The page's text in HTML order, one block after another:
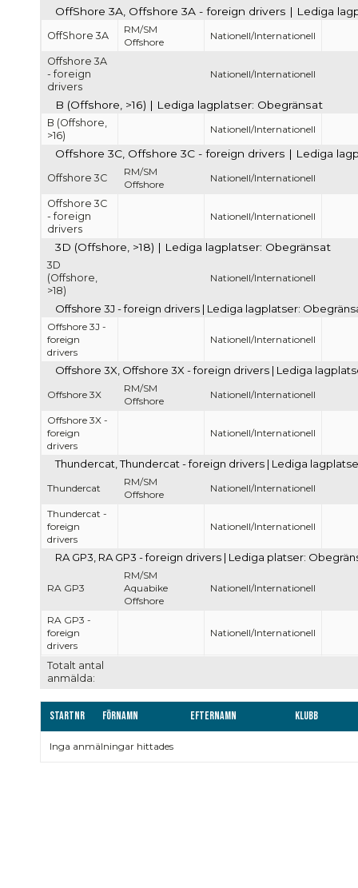
Totalt antal
anmälda:
OffShore 3A, Offshore 3A - foreign drivers | Lediga
OffShore 3A
RM/SM
Offshore
Nationell/Internationell
Offshore 3A
- foreign
drivers
Nationell/Internationell
B (Offshore, >16) | Lediga lagplatser: Obegränsat
B (Offshore,
>16)
Nationell/Internationell
Offshore 3C, Offshore 3C - foreign drivers | Lediga
Offshore 3C
RM/SM
Offshore
Nationell/Internationell
Offshore 3C
- foreign
drivers
Nationell/Internationell
3D (Offshore, >18) | Lediga lagplatser: Obegränsat
3D
(Offshore,
>18)
Nationell/Internationell
Offshore 3J - foreign drivers | Lediga lagplatser:
Offshore 3J -
foreign
drivers
Nationell/Internationell
Offshore 3X, Offshore 3X - foreign drivers | Lediga
Offshore 3X
RM/SM
Offshore
Nationell/Internationell
Offshore 3X -
foreign
drivers
Nationell/Internationell
Thundercat, Thundercat - foreign drivers | Lediga
Thundercat
RM/SM
Offshore
Nationell/Internationell
Thundercat -
foreign
drivers
Nationell/Internationell
RA GP3, RA GP3 - foreign drivers | Lediga platser:
RA GP3
RM/SM
Aquabike
Offshore
Nationell/Internationell
RA GP3 -
foreign
drivers
Nationell/Internationell
Startnr Förnamn Efternamn Klubb
Inga anmälningar hittades